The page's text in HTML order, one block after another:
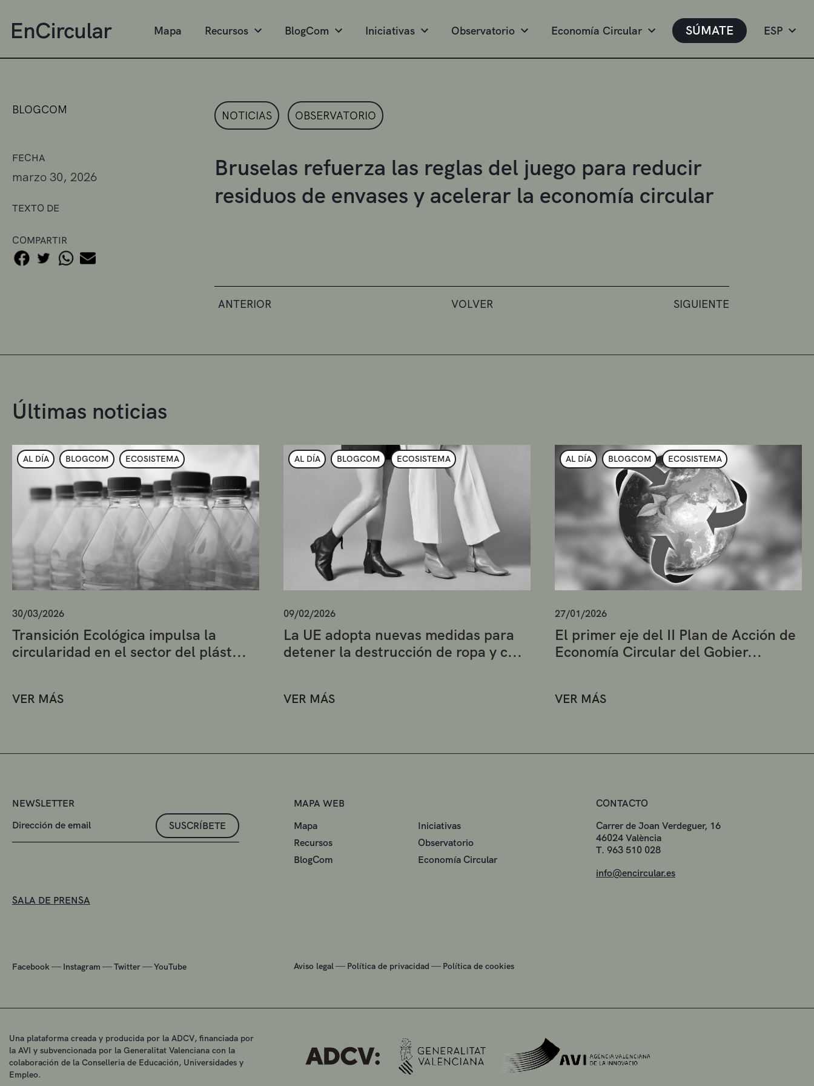
Mapa Recursos BlogCom Iniciativas Observatorio Economía Circular SÚMATE ESP
BLOGCOM
FECHA
marzo 30, 2026
TEXTO DE
COMPARTIR
NOTICIAS OBSERVATORIO
Bruselas refuerza las reglas del juego para reducir
residuos de envases y acelerar la economía circular
ANTERIOR VOLVER SIGUIENTE
Últimas noticias
AL DÍA BLOGCOM ECOSISTEMA
30/03/2026
Transición Ecológica impulsa la
circularidad en el sector del plást...
VER MÁS
AL DÍA BLOGCOM ECOSISTEMA
09/02/2026
La UE adopta nuevas medidas para
detener la destrucción de ropa y c...
VER MÁS
AL DÍA BLOGCOM ECOSISTEMA
27/01/2026
El primer eje del II Plan de Acción de
Economía Circular del Gobier...
VER MÁS
NEWSLETTER
SUSCRÍBETE
SALA DE PRENSA
Facebook — Instagram —Twitter—YouTube
MAPA WEB
Mapa
Iniciativas
Recursos
Observatorio
BlogCom
Economía Circular
Aviso legal — Política de privacidad — Política de cookies
CONTACTO
Carrer de Joan Verdeguer, 16
46024 València
T. 963 510 028
info@encircular.es
Una plataforma creada y producida por la ADCV, financiada por
la AVI y subvencionada por la Generalitat Valenciana con la
colaboración de la Conselleria de Educación, Universidades y
Empleo.